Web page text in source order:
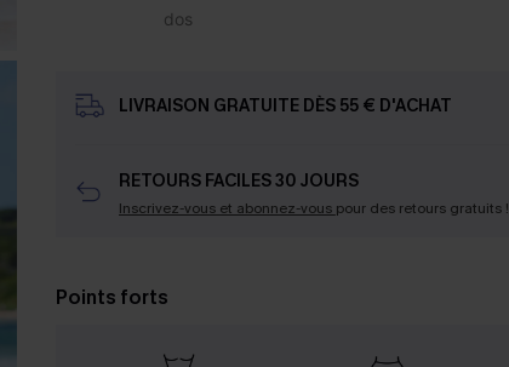
LIVRAISON GRATUITE DÈS 55 € D'ACHAT
RETOURS FACILES 30 JOURS
Inscrivez-vous et abonnez-vous pour des retours gratuits !
Points forts